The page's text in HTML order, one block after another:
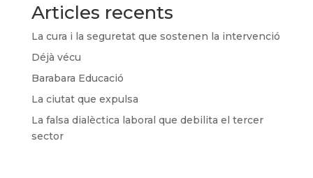
Articles recents
La cura i la seguretat que sostenen la intervenció
Déjà vécu
Barabara Educació
La ciutat que expulsa
La falsa dialèctica laboral que debilita el tercer
sector